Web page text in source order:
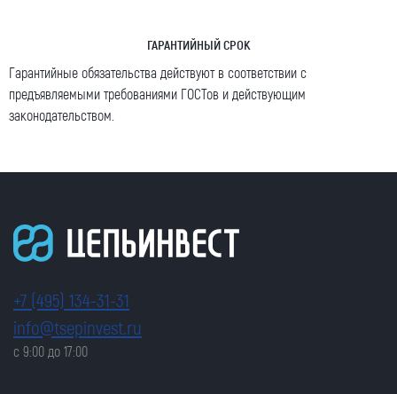
ГАРАНТИЙНЫЙ СРОК
Гарантийные обязательства действуют в соответствии с
предъявляемыми требованиями ГОСТов и действующим
законодательством.
+7 (495) 134-31-31
info@tsepinvest.ru
с 9:00 до 17:00